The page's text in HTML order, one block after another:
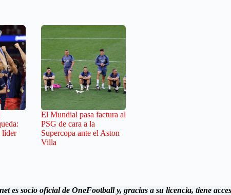
líder
El Mundial pasa factura al
PSG de cara a la
Supercopa ante el Aston
Villa
es socio oficial de OneFootball y, gracias a su licencia, tiene